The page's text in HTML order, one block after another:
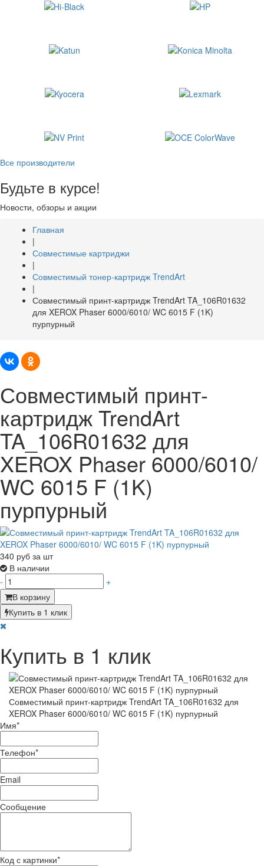
Все производители
Будьте в курсе!
Новости, обзоры и акции
Главная
|
Совместимые картриджи
|
Совместимый тонер-картридж TrendArt
|
Совместимый принт-картридж TrendArt TA_106R01632
для XEROX Phaser 6000/6010/ WC 6015 F (1K)
пурпурный
Совместимый принт-
картридж TrendArt
TA_106R01632 для
XEROX Phaser 6000/6010/
WC 6015 F (1K)
пурпурный
340 руб за шт
В наличии
-
+
В корзину
Купить в 1 клик
Купить в 1 клик
Совместимый принт-картридж TrendArt TA_106R01632 для
XEROX Phaser 6000/6010/ WC 6015 F (1K) пурпурный
Имя*
Телефон*
Email
Сообщение
Код с картинки*